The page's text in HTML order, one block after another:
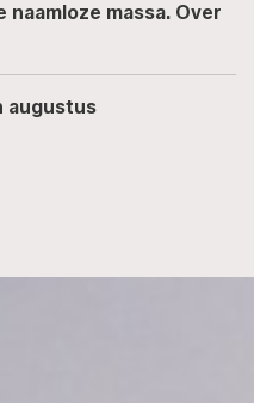
naamloze massa. Over
augustus